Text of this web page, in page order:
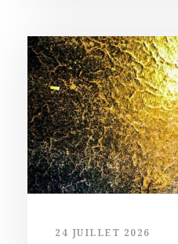
24 JUILLET 2026